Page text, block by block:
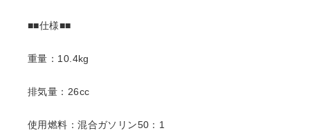
■■仕様■■
重量：10.4kg
排気量：26cc
使用燃料：混合ガソリン50：1